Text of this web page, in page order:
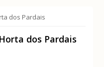
dos Pardais
dos Pardais